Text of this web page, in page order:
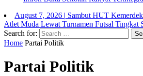
August 7, 2026 | Sambut HUT
Atlet Muda Lewat Turnamen Futsal Tingkat
Search for:
Home Partai Politik
Partai Politik